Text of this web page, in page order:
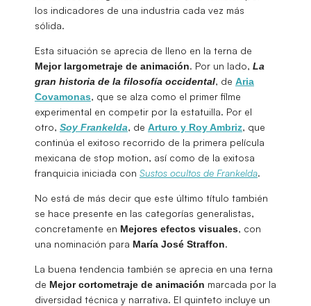
los indicadores de una industria cada vez más
sólida.
Esta situación se aprecia de lleno en la terna de
Mejor largometraje de animación. Por un lado, La
gran historia de la filosofía occidental, de Aria
Covamonas, que se alza como el primer filme
experimental en competir por la estatuilla. Por el
otro, Soy Frankelda, de Arturo y Roy Ambriz, que
continúa el exitoso recorrido de la primera película
mexicana de stop motion, así como de la exitosa
franquicia iniciada con Sustos ocultos de Frankelda.
No está de más decir que este último título también
se hace presente en las categorías generalistas,
concretamente en Mejores efectos visuales, con
una nominación para María José Straffon.
La buena tendencia también se aprecia en una terna
de Mejor cortometraje de animación marcada por la
diversidad técnica y narrativa. El quinteto incluye un